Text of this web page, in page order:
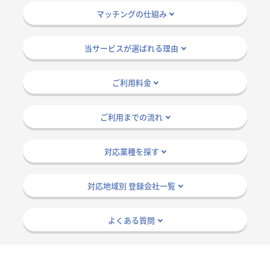
マッチングの仕組み
当サービスが選ばれる理由
ご利用料金
ご利用までの流れ
対応業種を探す
対応地域別 登録会社一覧
よくある質問